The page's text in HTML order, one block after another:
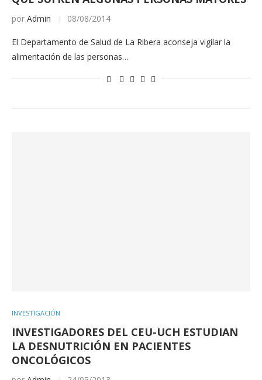
por Admin 08/08/2014
El Departamento de Salud de La Ribera aconseja vigilar la
alimentación de las personas…
INVESTIGACIÓN
INVESTIGADORES DEL CEU-UCH ESTUDIAN
LA DESNUTRICIÓN EN PACIENTES
ONCOLÓGICOS